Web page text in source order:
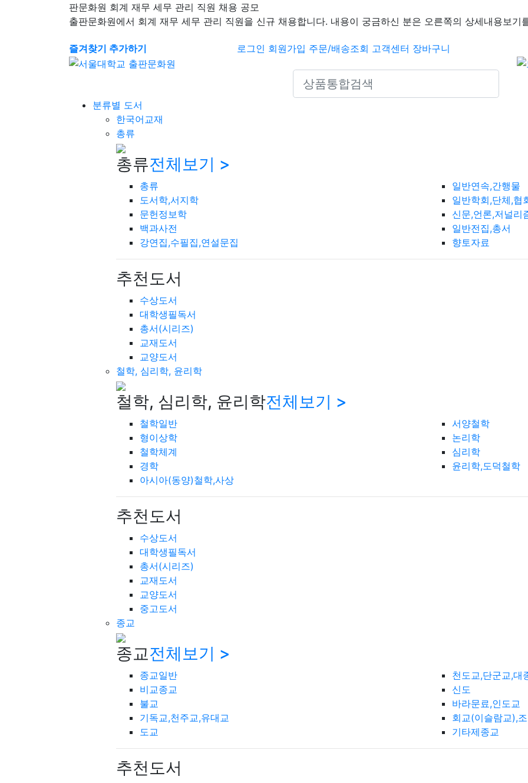
판문화원 회계 재무 세무 관리 직원 채용 공모
출판문화원에서 회계 재무 세무 관리 직원을 신규 채용합니다. 내용이 궁금하신 분은 오른쪽의 상세내용보기
즐겨찾기 추가하기 로그인 회원가입 주문/배송조회 고객센터 장바구니
Search icons
분류별 도서
한국어교재
총류
총류전체보기 >
총류
도서학,서지학
문헌정보학
백과사전
강연집,수필집,연설문집
일반연속,간행물
일반학회,단체,협
신문,언론,저널리
일반전집,총서
향토자료
추천도서
수상도서
대학생필독서
총서(시리즈)
교재도서
교양도서
철학, 심리학, 윤리학
철학, 심리학, 윤리학전체보기 >
철학일반
형이상학
철학체계
경학
아시아(동양)철학,사상
서양철학
논리학
심리학
윤리학,도덕철학
추천도서
수상도서
대학생필독서
총서(시리즈)
교재도서
교양도서
중고도서
종교
종교전체보기 >
종교일반
비교종교
불교
기독교,천주교,유대교
도교
천도교,단군교,대
신도
바라문료,인도교
회교(이슬람교),
기타제종교
추천도서